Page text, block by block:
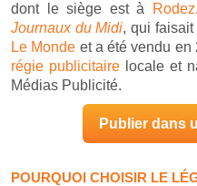
dont le siège est à
Rodez
Journaux du Midi, qui
Le Monde et a été vendu
régie publicitaire locale et
Médias Publicité.
Publier dans
POURQUOI CHOISIR LE